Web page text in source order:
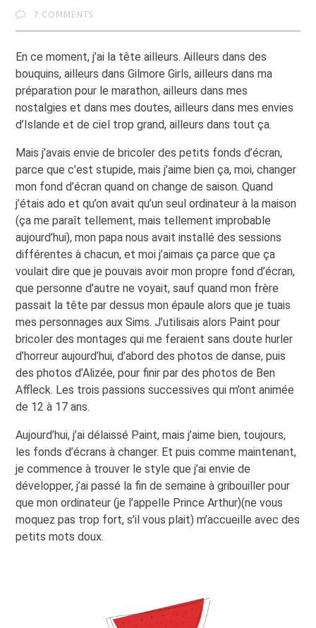
7 COMMENTS
En ce moment, j’ai la tête ailleurs. Ailleurs dans des
bouquins, ailleurs dans Gilmore Girls, ailleurs dans ma
préparation pour le marathon, ailleurs dans mes
nostalgies et dans mes doutes, ailleurs dans mes envies
d’Islande et de ciel trop grand, ailleurs dans tout ça.
Mais j’avais envie de bricoler des petits fonds d’écran,
parce que c’est stupide, mais j’aime bien ça, moi, changer
mon fond d’écran quand on change de saison. Quand
j’étais ado et qu’on avait qu’un seul ordinateur à la maison
(ça me paraît tellement, mais tellement improbable
aujourd’hui), mon papa nous avait installé des sessions
différentes à chacun, et moi j’aimais ça parce que ça
voulait dire que je pouvais avoir mon propre fond d’écran,
que personne d’autre ne voyait, sauf quand mon frère
passait la tête par dessus mon épaule alors que je tuais
mes personnages aux Sims. J’utilisais alors Paint pour
bricoler des montages qui me feraient sans doute hurler
d’horreur aujourd’hui, d’abord des photos de danse, puis
des photos d’Alizée, pour finir par des photos de Ben
Affleck. Les trois passions successives qui m’ont animée
de 12 à 17 ans.
Aujourd’hui, j’ai délaissé Paint, mais j’aime bien, toujours,
les fonds d’écrans à changer. Et puis comme maintenant,
je commence à trouver le style que j’ai envie de
développer, j’ai passé la fin de semaine à gribouiller pour
que mon ordinateur (je l’appelle Prince Arthur)(ne vous
moquez pas trop fort, s’il vous plait) m’accueille avec des
petits mots doux.